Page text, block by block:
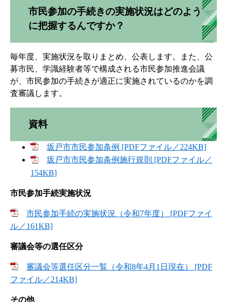
市民参加の手続きの実施状況はどのよう
に把握するんですか？
毎年度、実施状況を取りまとめ、公表します。また、公
募市民、学識経験者等で構成される市民参加推進会議
が、市民参加の手続きが適正に実施されているのかを調
査審議します。
資料
坂戸市市民参加条例 [PDFファイル／224KB]
坂戸市市民参加条例施行規則 [PDFファイル／
154KB]
市民参加手続実施状況
市民参加手続の実施状況（令和7年度） [PDFファイ
ル／161KB]
審議会等の選任区分
審議会等選任区分一覧（令和8年4月1日現在） [PDF
ファイル／214KB]
その他